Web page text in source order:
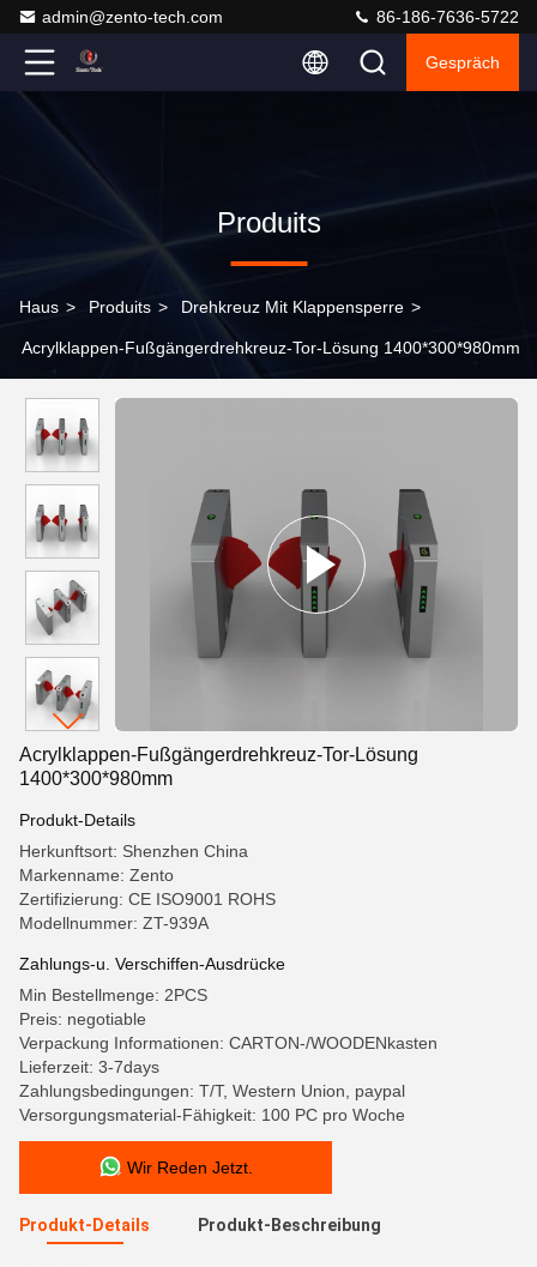
admin@zento-tech.com 86-186-7636-5722
Gespräch
Produits
Haus > Produits > Drehkreuz Mit Klappensperre >
Acrylklappen-Fußgängerdrehkreuz-Tor-Lösung 1400*300*980mm
Acrylklappen-Fußgängerdrehkreuz-Tor-Lösung
1400*300*980mm
Produkt-Details
Herkunftsort: Shenzhen China
Markenname: Zento
Zertifizierung: CE ISO9001 ROHS
Modellnummer: ZT-939A
Zahlungs-u. Verschiffen-Ausdrücke
Min Bestellmenge: 2PCS
Preis: negotiable
Verpackung Informationen: CARTON-/WOODENkasten
Lieferzeit: 3-7days
Zahlungsbedingungen: T/T, Western Union, paypal
Versorgungsmaterial-Fähigkeit: 100 PC pro Woche
Wir Reden Jetzt.
Produkt-Details Produkt-Beschreibung